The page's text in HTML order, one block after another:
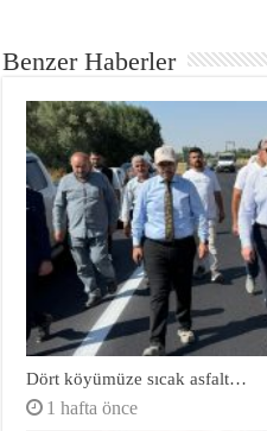
Benzer Haberler
Dört köyümüze sıcak asfalt…
1 hafta önce